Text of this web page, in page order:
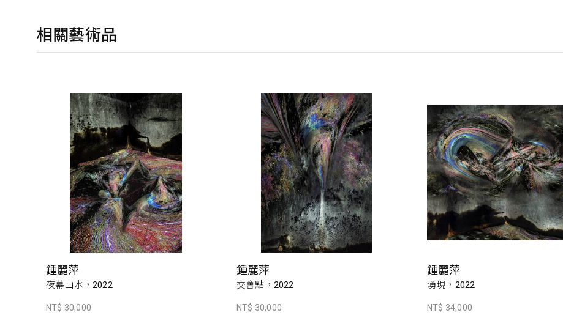
相關藝術品
鍾麗萍
夜幕山水，2022
NT$ 30,000
鍾麗萍
交會點，2022
NT$ 30,000
鍾麗萍
湧現，2022
NT$ 34,000